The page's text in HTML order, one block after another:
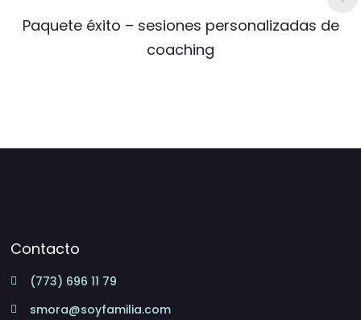
Paquete éxito – sesiones personalizadas de
coaching
Contacto
(773) 696 11 79
smora@soyfamilia.com